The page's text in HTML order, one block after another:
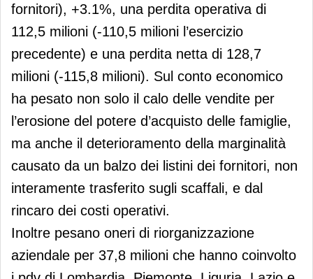
fornitori), +3.1%, una perdita operativa di
112,5 milioni (-110,5 milioni l’esercizio
precedente) e una perdita netta di 128,7
milioni (-115,8 milioni). Sul conto economico
ha pesato non solo il calo delle vendite per
l’erosione del potere d’acquisto delle famiglie,
ma anche il deterioramento della marginalità
causato da un balzo dei listini dei fornitori, non
interamente trasferito sugli scaffali, e dal
rincaro dei costi operativi.
Inoltre pesano oneri di riorganizzazione
aziendale per 37,8 milioni che hanno coinvolto